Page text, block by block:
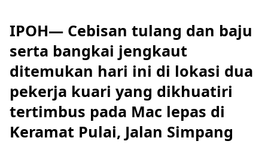
IPOH— Cebisan tulang dan baju
serta bangkai jengkaut
ditemukan hari ini di lokasi dua
pekerja kuari yang dikhuatiri
tertimbus pada Mac lepas di
Keramat Pulai, Jalan Simpang